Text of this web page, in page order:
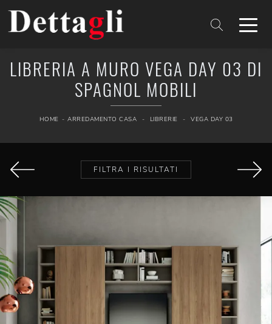
LIBRERIA A MURO VEGA DAY 03 DI
SPAGNOL MOBILI
HOME - ARREDAMENTO CASA - LIBRERIE - VEGA DAY 03
FILTRA I RISULTATI